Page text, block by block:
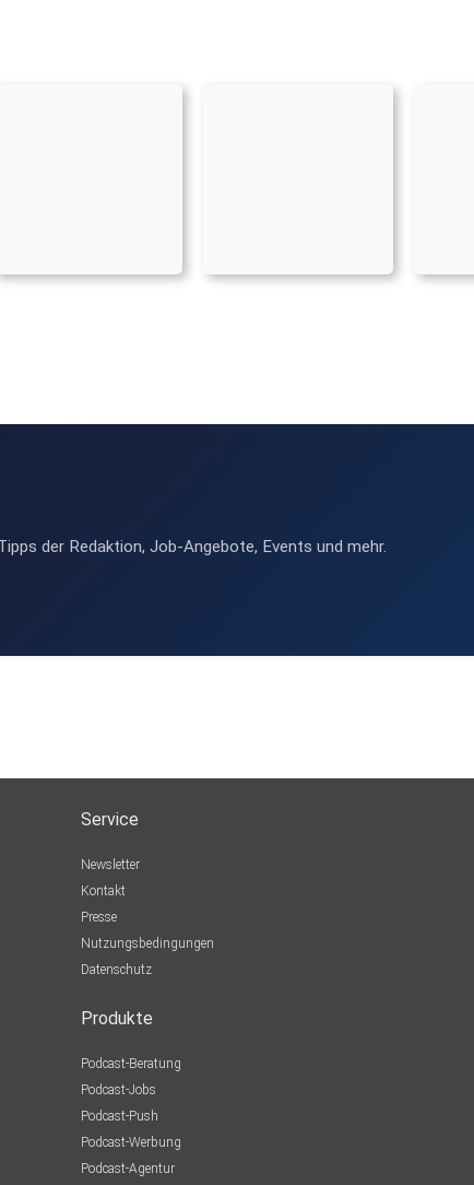
der Redaktion, Job-Angebote, Events und mehr.
Service
Newsletter
Kontakt
Presse
Nutzungsbedingungen
Datenschutz
Produkte
Podcast-Beratung
Podcast-Jobs
Podcast-Push
Podcast-Werbung
Podcast-Agentur